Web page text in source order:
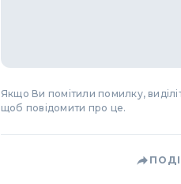
Якщо Ви помітили помилку,
щоб повідомити про це.